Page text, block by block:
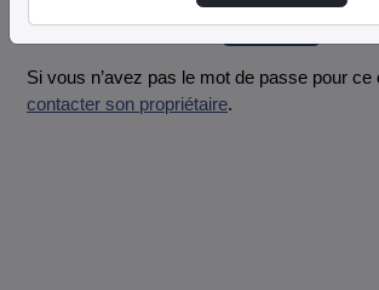
Envoyer
Si vous n’avez pas le mot de passe pour ce
contacter son propriétaire.